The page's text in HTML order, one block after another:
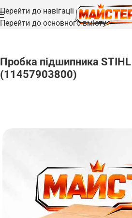
Перейти до навігації
Перейти до основного вмісту
Головна /Запчастини/Підшипники та шайби
Пробка підшипника STIHL
(11457903800)